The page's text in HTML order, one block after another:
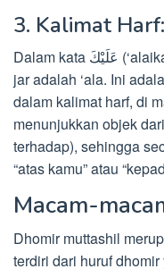
3. Kalimat Harf:
Dalam kata عَلَيْكَ (‘alaika), dhomirnya adalah kaf dan huruf
jar adalah ‘ala. Ini
dalam kalimat harf, di
menunjukkan objek
terhadap), sehingga
“atas kamu” atau
Macam-
Dhomir muttashil
terdiri dari huruf